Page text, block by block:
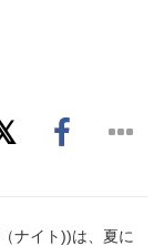
ナイト))は、夏に